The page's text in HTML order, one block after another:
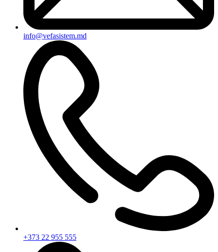
info@vefasistem.md
+373 22 955 555